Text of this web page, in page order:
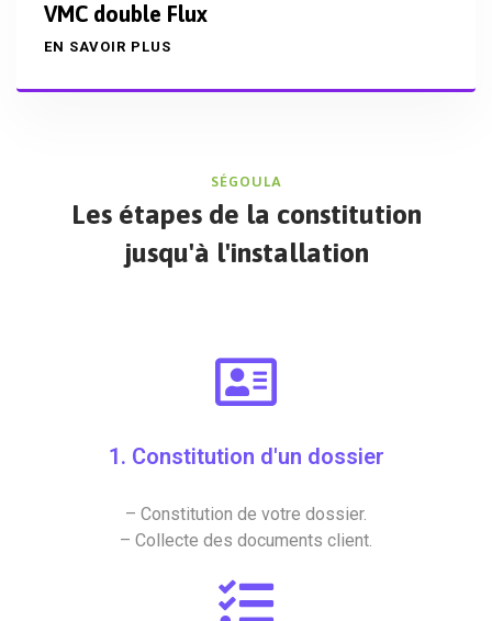
VMC double Flux
EN SAVOIR PLUS
SÉGOULA
Les étapes de la constitution
jusqu'à l'installation
1. Constitution d'un dossier
– Constitution de votre dossier.
– Collecte des documents client.